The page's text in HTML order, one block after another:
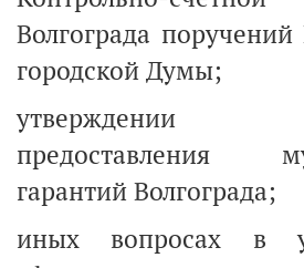
Волгограда поручений
городской Думы;
утверждении
предоставления
гарантий Волгограда;
иных вопросах в